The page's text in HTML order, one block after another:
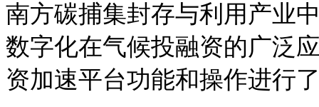
南方碳捕集封存与利用产业
数字化在气候投融资的广泛
资加速平台功能和操作进行